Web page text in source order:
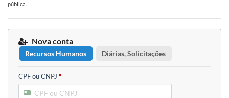
pública.
Nova conta
Recursos Humanos Diárias, Solicitações
CPF ou CNPJ